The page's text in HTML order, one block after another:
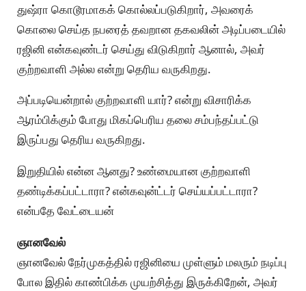
துஷ்ரா கொடூரமாகக் கொல்லப்படுகிறார், அவரைக்
கொலை செய்த நபரைத் தவறான தகவலின் அடிப்படையில்
ரஜினி என்கவுண்டர் செய்து விடுகிறார் ஆனால், அவர்
குற்றவாளி அல்ல என்று தெரிய வருகிறது.
அப்படியென்றால் குற்றவாளி யார்? என்று விசாரிக்க
ஆரம்பிக்கும் போது மிகப்பெரிய தலை சம்பந்தப்பட்டு
இருப்பது தெரிய வருகிறது.
இறுதியில் என்ன ஆனது? உண்மையான குற்றவாளி
தண்டிக்கப்பட்டாரா? என்கவுன்ட்டர் செய்யப்பட்டாரா?
என்பதே வேட்டையன்
ஞானவேல்
ஞானவேல் நேர்முகத்தில் ரஜினியை முள்ளும் மலரும் நடிப்பு
போல இதில் காண்பிக்க முயற்சித்து இருக்கிறேன், அவர்